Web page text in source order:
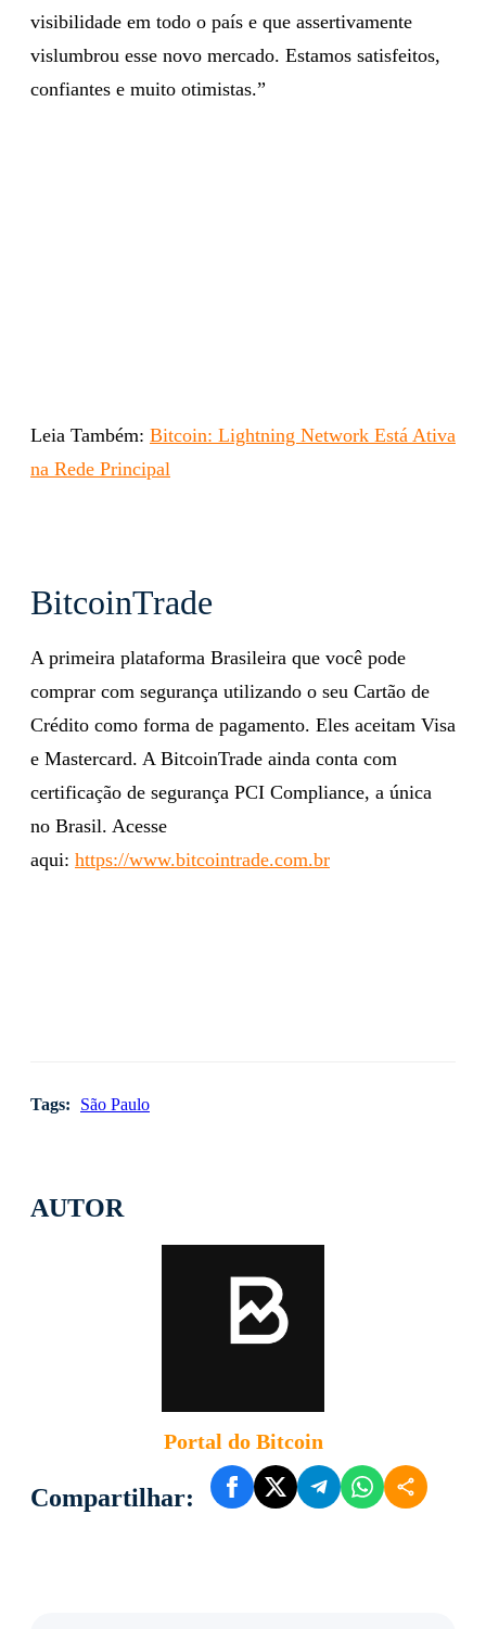
AUTOR
Portal do Bitcoin
Compartilhar:
visibilidade em todo o país e que assertivamente
vislumbrou esse novo mercado. Estamos satisfeitos,
confiantes e muito otimistas.”
Leia Também: Bitcoin: Lightning Network Está Ativa
na Rede Principal
BitcoinTrade
A primeira plataforma Brasileira que você pode
comprar com segurança utilizando o seu Cartão de
Crédito como forma de pagamento. Eles aceitam Visa
e Mastercard. A BitcoinTrade ainda conta com
certificação de segurança PCI Compliance, a única
no Brasil. Acesse
aqui: https://www.bitcointrade.com.br
Tags: São Paulo